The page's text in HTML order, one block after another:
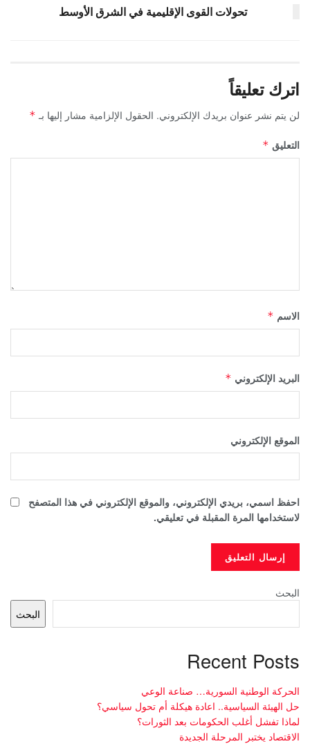
تحولات القوى الإقليمية في الشرق الأوسط
اترك تعليقاً
لن يتم نشر عنوان بريدك الإلكتروني. الحقول الإلزامية مشار إليها بـ *
التعليق *
الاسم *
البريد الإلكتروني *
الموقع الإلكتروني
احفظ اسمي، بريدي الإلكتروني، والموقع الإلكتروني في هذا المتصفح
لاستخدامها المرة المقبلة في تعليقي.
البحث
البحث
Recent Posts
الحركة الوطنية السورية… صناعة الوعي
حل الهيئة السياسية.. اعادة هيكلة أم تحول سياسي؟
لماذا تفشل أغلب الحكومات بعد الثورات؟
الاقتصاد يختبر المرحلة الجديدة